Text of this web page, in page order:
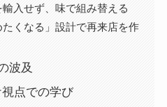
入せず、味で組み替える
くなる」設計で再来店を作
波及
点での学び